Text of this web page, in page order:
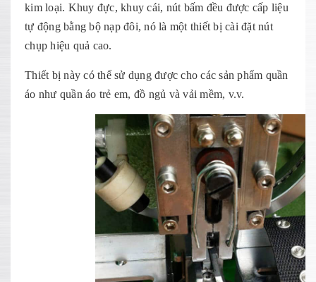
kim loại. Khuy đực, khuy cái, nút bấm đều được cấp liệu
tự động bằng bộ nạp đôi, nó là một thiết bị cài đặt nút
chụp hiệu quả cao.
Thiết bị này có thể sử dụng được cho các sản phẩm quần
áo như quần áo trẻ em, đồ ngủ và vải mềm, v.v.